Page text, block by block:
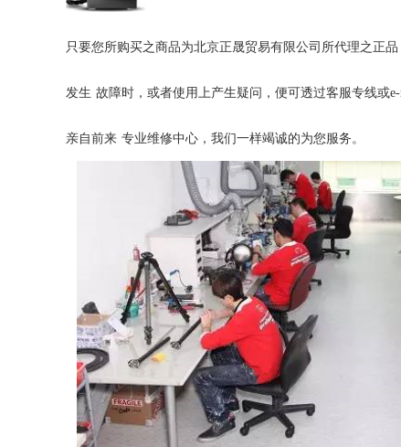
只要您所购买之商品为北京正晟贸易有限公司所代理之正
发生 故障时，或者使用上产生疑问，便可透过客服专线或
亲自前来 专业维修中心，我们一样竭诚的为您服务。